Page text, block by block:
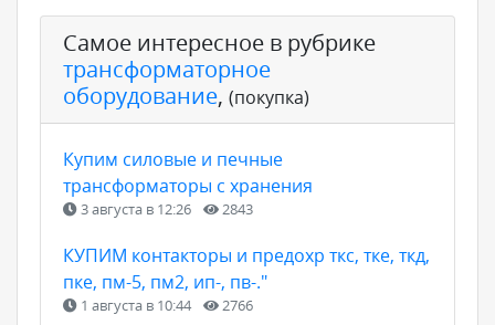
Самое интересное в рубрике
трансформаторное
оборудование, (покупка)
Купим силовые и печные
трансформаторы с хранения
3 августа в 12:26 2843
КУПИМ контакторы и предохр ткс, тке, ткд,
пке, пм-5, пм2, ип-, пв-."
1 августа в 10:44 2766